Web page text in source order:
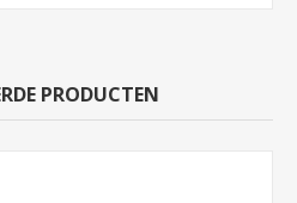
PRODUCTEN